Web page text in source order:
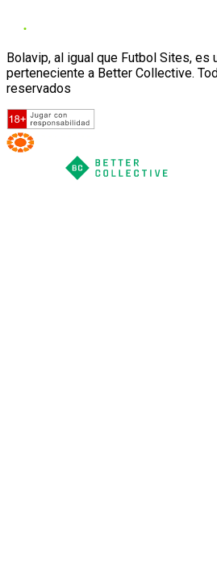
Bolavip, al igual que Futbol Sites, es
perteneciente a Better Collective.
reservados